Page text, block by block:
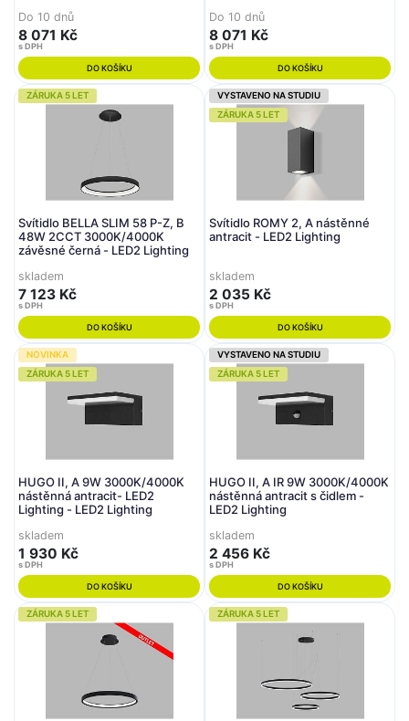
Do 10 dnů
8 071 Kč
s DPH
DO KOŠÍKU
Do 10 dnů
8 071 Kč
s DPH
DO KOŠÍKU
ZÁRUKA 5 LET
Svítidlo BELLA SLIM 58 P-Z, B
48W 2CCT 3000K/4000K
závěsné černá - LED2 Lighting
skladem
7 123 Kč
s DPH
DO KOŠÍKU
VYSTAVENO NA STUDIU
ZÁRUKA 5 LET
Svítidlo ROMY 2, A nástěnné
antracit - LED2 Lighting
skladem
2 035 Kč
s DPH
DO KOŠÍKU
NOVINKA
ZÁRUKA 5 LET
HUGO II, A 9W 3000K/4000K
nástěnná antracit- LED2
Lighting - LED2 Lighting
skladem
1 930 Kč
s DPH
DO KOŠÍKU
VYSTAVENO NA STUDIU
ZÁRUKA 5 LET
HUGO II, A IR 9W 3000K/4000K
nástěnná antracit s čidlem -
LED2 Lighting
skladem
2 456 Kč
s DPH
DO KOŠÍKU
ZÁRUKA 5 LET ZÁRUKA 5 LET